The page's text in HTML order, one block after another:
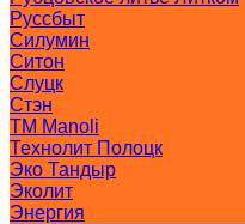
Руссбыт
Силумин
Ситон
Слуцк
Стэн
ТМ Manoli
Технолит Полоцк
Эко Тандыр
Эколит
Энергия